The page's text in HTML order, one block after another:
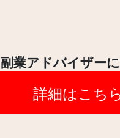
副業アドバイザー
詳細はこち